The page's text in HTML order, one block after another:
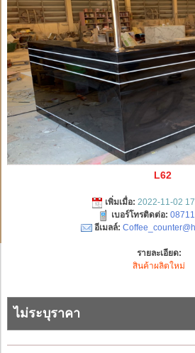
L62
เพิ่มเมื่อ: 2022-11-02
เบอร์โทรติดต่อ:
อีเมลล์:
รายละเอียด:
สินค้าผลิตใหม่
ไม่ระบุราคา